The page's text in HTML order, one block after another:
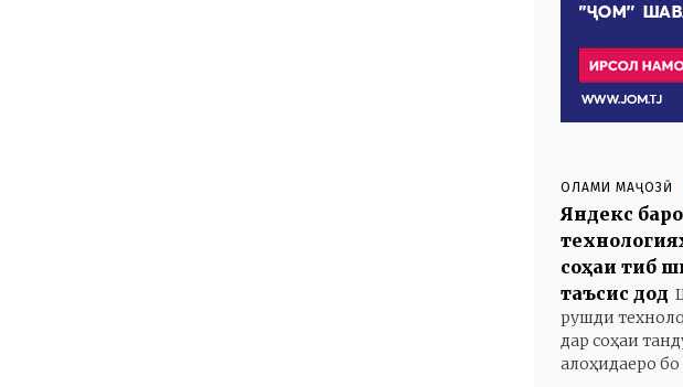
ОЛАМИ МАҶОЗӢ
Яндекс
соҳаи тиб
таъсис дод
рушди
дар соҳаи
алоҳидаеро